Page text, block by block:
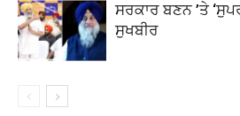
ਸਰਕਾਰ ਬਣਨ ’ਤੇ
ਸੁਖਬੀਰ